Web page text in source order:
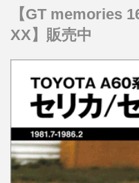
【GT memories
XX】販売中